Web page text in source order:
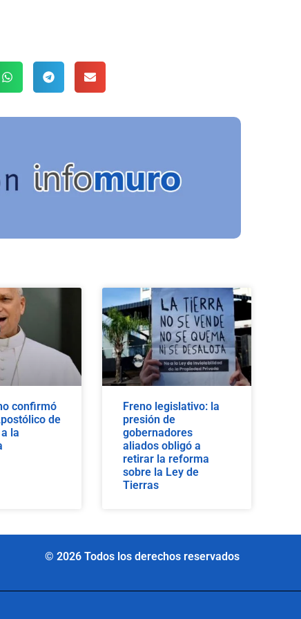
confirmó
de
la
Freno legislativo: la
presión de
gobernadores
aliados obligó a
retirar la reforma
sobre la Ley de
Tierras
© 2026 Todos los derechos reservados